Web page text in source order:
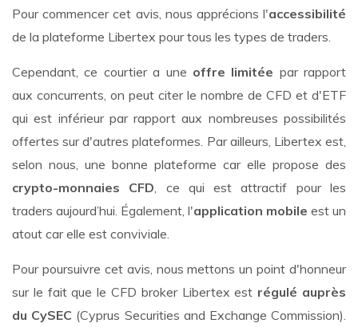
Pour commencer cet avis, nous apprécions l'accessibilité
de la plateforme Libertex pour tous les types de traders.
Cependant, ce courtier a une offre limitée par rapport
aux concurrents, on peut citer le nombre de CFD et d'ETF
qui est inférieur par rapport aux nombreuses possibilités
offertes sur d'autres plateformes. Par ailleurs, Libertex est,
selon nous, une bonne plateforme car elle propose des
crypto-monnaies CFD , ce qui est attractif pour les
traders aujourd’hui. Également, l'application mobile est un
atout car elle est conviviale.
Pour poursuivre cet avis, nous mettons un point d'honneur
sur le fait que le CFD broker Libertex est régulé auprès
du CySEC (Cyprus Securities and Exchange Commission).